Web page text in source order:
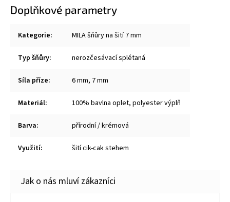
Doplňkové parametry
Kategorie: MILA šňůry na šití 7 mm
Typ šňůry: nerozčesávací splétaná
Síla příze: 6 mm, 7 mm
Materiál: 100% bavlna oplet, polyester výplň
Barva: přírodní / krémová
Využití: šití cik-cak stehem